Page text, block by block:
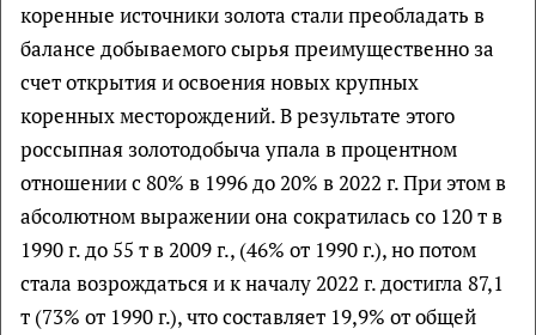
коренные источники золота стали преобладать в
балансе добываемого сырья преимущественно за
счет открытия и освоения новых крупных
коренных месторождений. В результате этого
россыпная золотодобыча упала в процентном
отношении с 80% в 1996 до 20% в 2022 г. При этом в
абсолютном выражении она сократилась со 120 т в
1990 г. до 55 т в 2009 г., (46% от 1990 г.), но потом
стала возрождаться и к началу 2022 г. достигла 87,1
т (73% от 1990 г.), что составляет 19,9% от общей